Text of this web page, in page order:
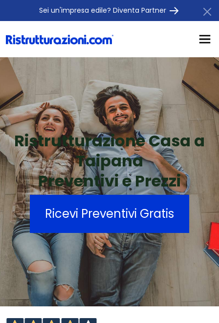
Sei un'impresa edile? Diventa Partner
Ristrutturazione Casa a
Taipana
Preventivi e Prezzi
Ricevi Preventivi Gratis